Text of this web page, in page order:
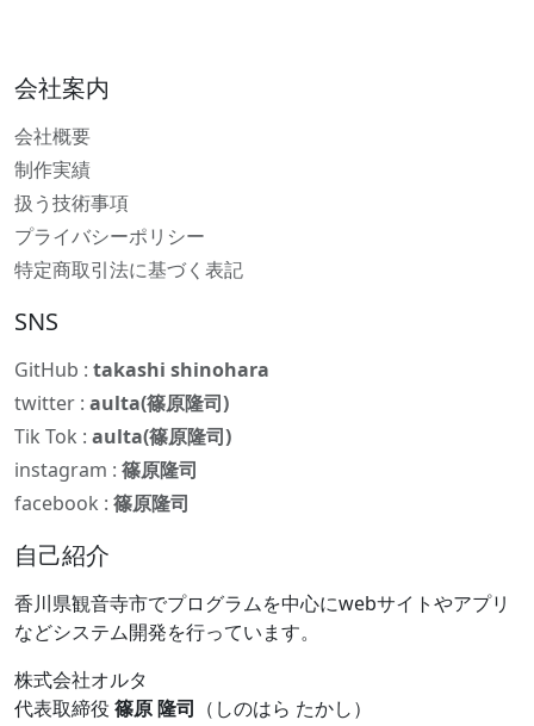
会社案内
会社概要
制作実績
扱う技術事項
プライバシーポリシー
特定商取引法に基づく表記
SNS
GitHub : takashi shinohara
twitter : aulta(篠原隆司)
Tik Tok : aulta(篠原隆司)
instagram : 篠原隆司
facebook : 篠原隆司
自己紹介
香川県観音寺市でプログラムを中心にwebサイトやアプリ
などシステム開発を行っています。
株式会社オルタ
代表取締役 篠原 隆司 （しのはら たかし）